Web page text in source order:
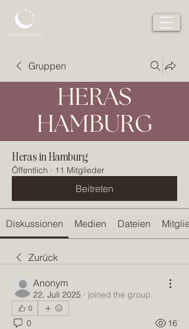
Gruppen
Heras in Hamburg
Öffentlich · 11 Mitglieder
Beitreten
Diskussionen Medien Dateien
Zurück
Anonym
22. Juli 2025 · joined the group.
0
0 16